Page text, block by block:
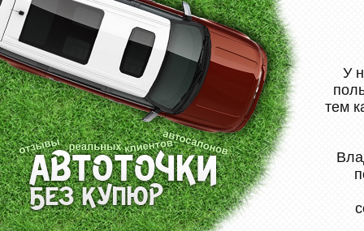
У
тем